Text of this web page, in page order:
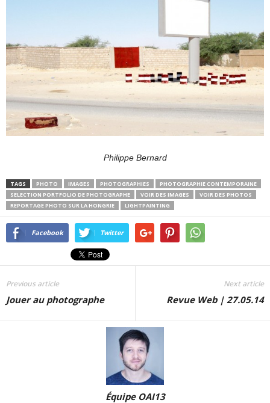
Philippe Bernard
TAGS PHOTO IMAGES PHOTOGRAPHIES
PHOTOGRAPHIE CONTEMPORAINE
SELECTION PORTFOLIO DE PHOTOGRAPHE
VOIR DES IMAGES
VOIR DES PHOTOS
REPORTAGE PHOTO SUR LA HONGRIE
LIGHTPAINTING
Facebook Twitter
Previous article
Jouer au photographe
Next article
Revue Web | 27.05.14
Équipe OAI13